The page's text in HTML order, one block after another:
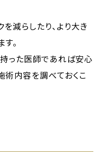
減らしたり、より大き
。
った医師であれば安心
術内容を調べておくこ